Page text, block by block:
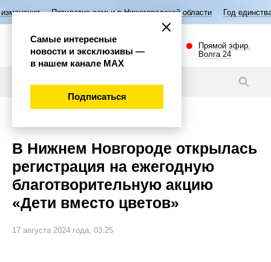
семьи в Нижегородской области Год единства народов
Прямой эфир.
Волга 24
В Нижнем Новгороде открылась
регистрация на ежегодную
благотворительную акцию
«Дети вместо цветов»
17 августа 2024 года, 03:25
Самые интересные
новости и эксклюзивы —
в нашем канале МАХ
Подписаться